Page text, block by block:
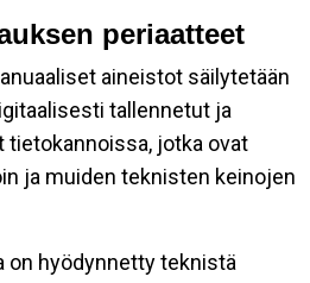
periaatteet
aineistot säilytetään
tallennetut ja
tietokannoissa, jotka ovat
ja muiden teknisten keinojen
hyödynnetty teknistä